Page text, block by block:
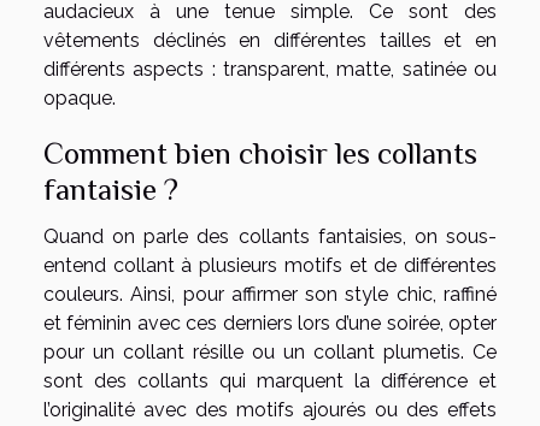
audacieux à une tenue simple. Ce sont des
vêtements déclinés en différentes tailles et en
différents aspects : transparent, matte, satinée ou
opaque.
Comment bien choisir les collants
fantaisie ?
Quand on parle des collants fantaisies, on sous-
entend collant à plusieurs motifs et de différentes
couleurs. Ainsi, pour affirmer son style chic, raffiné
et féminin avec ces derniers lors d’une soirée, opter
pour un collant résille ou un collant plumetis. Ce
sont des collants qui marquent la différence et
l’originalité avec des motifs ajourés ou des effets